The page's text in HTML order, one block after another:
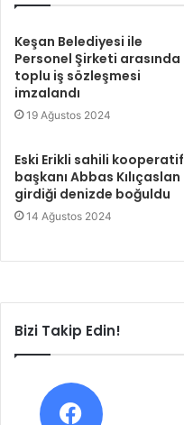
Keşan Belediyesi ile
Personel Şirketi arasında
toplu iş sözleşmesi
imzalandı
19 Ağustos 2024
Eski Erikli sahili kooperatif
başkanı Abbas Kılıçaslan
girdiği denizde boğuldu
14 Ağustos 2024
Bizi Takip Edin!